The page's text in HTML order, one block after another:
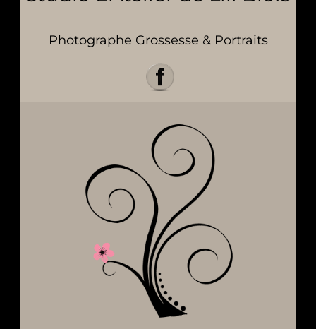
Photographe Grossesse & Portraits